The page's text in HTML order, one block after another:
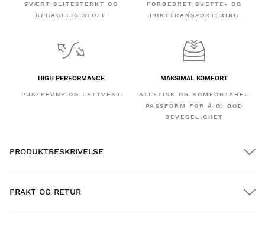
SVÆRT SLITESTERKT OG
BEHAGELIG STOFF
FORBEDRET SVETTE- OG
FUKTTRANSPORTERING
HIGH PERFORMANCE
PUSTEEVNE OG LETTVEKT
MAKSIMAL KOMFORT
ATLETISK OG KOMFORTABEL
PASSFORM FOR Å GI GOD
BEVEGELIGHET
PRODUKTBESKRIVELSE
FRAKT OG RETUR